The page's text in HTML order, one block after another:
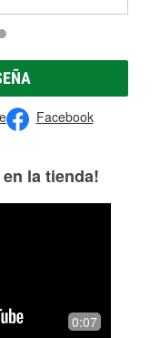
Facebook
la tienda!
0:07